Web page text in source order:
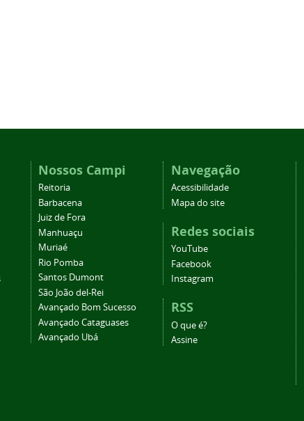
Nossos Campi
Reitoria
Barbacena
Juiz de Fora
Manhuaçu
Muriaé
Rio Pomba
Santos Dumont
São João del-Rei
Avançado Bom Sucesso
Avançado Cataguases
Avançado Ubá
Navegação
Acessibilidade
Mapa do site
Redes sociais
YouTube
Facebook
Instagram
RSS
O que é?
Assine